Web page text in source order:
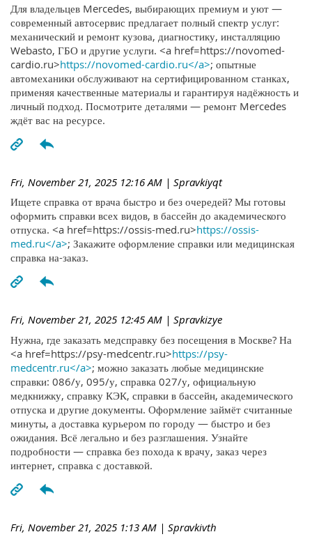
Для владельцев Mercedes, выбирающих премиум и уют —
современный автосервис предлагает полный спектр услуг:
механический и ремонт кузова, диагностику, инсталляцию
Webasto, ГБО и другие услуги. <a href=https://novomed-
cardio.ru>https://novomed-cardio.ru</a>; опытные
автомеханики обслуживают на сертифицированном станках,
применяя качественные материалы и гарантируя надёжность и
личный подход. Посмотрите деталями — ремонт Mercedes
ждёт вас на ресурсе.
Fri, November 21, 2025 12:16 AM | Spravkiyqt
Ищете справка от врача быстро и без очередей? Мы готовы
оформить справки всех видов, в бассейн до академического
отпуска. <a href=https://ossis-med.ru>https://ossis-
med.ru</a>; Закажите оформление справки или медицинская
справка на-заказ.
Fri, November 21, 2025 12:45 AM | Spravkizye
Нужна, где заказать медсправку без посещения в Москве? На
<a href=https://psy-medcentr.ru>https://psy-
medcentr.ru</a>; можно заказать любые медицинские
справки: 086/у, 095/у, справка 027/у, официальную
медкнижку, справку КЭК, справки в бассейн, академического
отпуска и другие документы. Оформление займёт считанные
минуты, а доставка курьером по городу — быстро и без
ожидания. Всё легально и без разглашения. Узнайте
подробности — справка без похода к врачу, заказ через
интернет, справка с доставкой.
Fri, November 21, 2025 1:13 AM | Spravkivth